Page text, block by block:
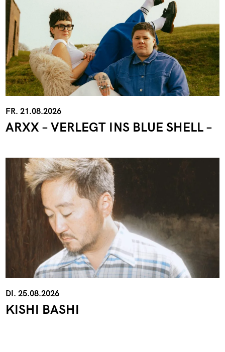
FR. 21.08.2026
ARXX – VERLEGT INS BLUE SHELL –
DI. 25.08.2026
KISHI BASHI